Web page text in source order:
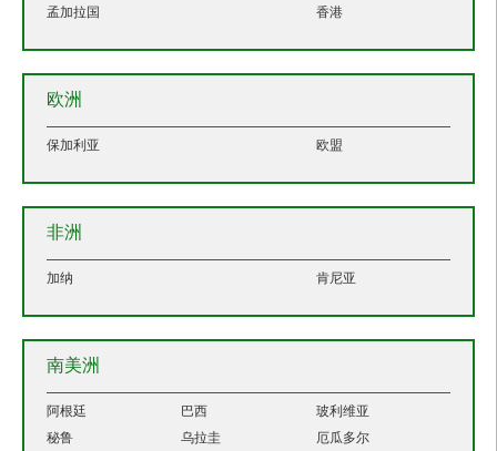
孟加拉国 香港
欧洲
保加利亚 欧盟
非洲
加纳 肯尼亚
南美洲
阿根廷 玻利维亚
巴西
厄瓜多尔
秘鲁 乌拉圭